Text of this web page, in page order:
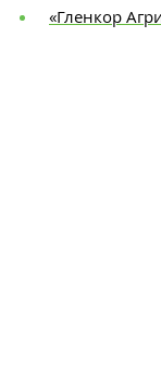
«Гленкор